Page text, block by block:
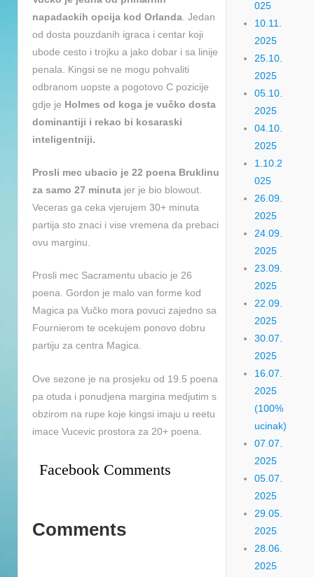
napadackih opcija kod Orlanda . Jedan
od dosta pouzdanih igraca i centar koji
ubode cesto i trojku a jako dobar i sa linije
penala. Kingsi se ne mogu pohvaliti
odbranom uopste a pogotovo C pozicije
gdje je Holmes od koga je vučko dosta
dominantiji i rekao bi kosaraski
inteligentniji.
Prosli mec ubacio je 22 poena Bruklinu
za samo 27 minuta jer je bio blowout.
Veceras ga ceka vjerujem 30+ minuta
partija sto znaci i vise vremena da prebaci
ovu marginu.
Prosli mec Sacramentu ubacio je 26
poena. Gordon je malo van forme kod
Magica pa Vučko mora povuci zajedno sa
Fournierom te ocekujem ponovo dobru
partiju za centra Magica.
Ove sezone je na prosjeku od 19.5 poena
pa otuda i ponudjena margina medjutim s
obzirom na rupe koje kingsi imaju u reetu
imace Vucevic prostora za 20+ poena.
Facebook Comments
Comments
025
10.11.
2025
25.10.
2025
05.10.
2025
04.10.
2025
1.10.2
025
26.09.
2025
24.09.
2025
23.09.
2025
22.09.
2025
30.07.
2025
16.07.
2025
(100%
ucinak)
07.07.
2025
05.07.
2025
29.05.
2025
28.06.
2025